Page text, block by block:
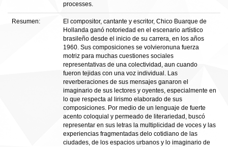
processes.
Resumen:
El compositor, cantante y escritor, Chico Buarque de
Hollanda ganó notoriedad en el escenario artístico
brasileño desde el inicio de su carrera, en los años
1960. Sus composiciones se volvieronuna fuerza
motriz para muchas cuestiones sociales
representativas de una colectividad, aun cuando
fueron tejidas con una voz individual. Las
reverberaciones de sus mensajes ganaron el
imaginario de sus lectores y oyentes, especialmente en
lo que respecta al lirismo elaborado de sus
composiciones. Por medio de un lenguaje de fuerte
acento coloquial y permeado de literariedad, buscó
representar en sus letras la multiplicidad de voces y las
experiencias fragmentadas delo cotidiano de las
ciudades, de los espacios urbanos y lo imaginario de